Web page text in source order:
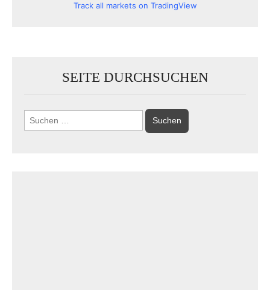
Track all markets on TradingView
SEITE DURCHSUCHEN
Suchen
nach: